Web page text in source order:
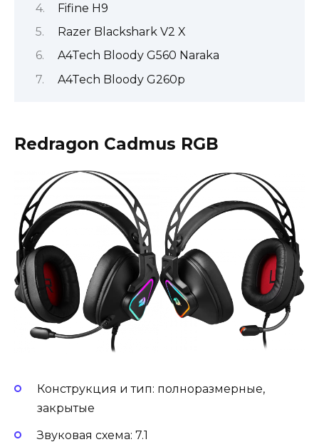
Fifine H9
Razer Blackshark V2 X
A4Tech Bloody G560 Naraka
A4Tech Bloody G260p
Redragon Cadmus RGB
Конструкция и тип: полноразмерные,
закрытые
Звуковая схема: 7.1